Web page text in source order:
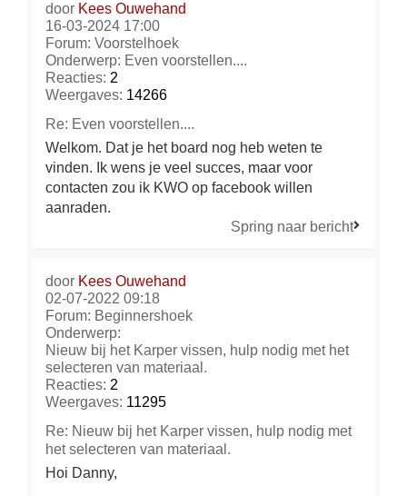
door Kees Ouwehand
16-03-2024 17:00
Forum: Voorstelhoek
Onderwerp: Even voorstellen....
Reacties: 2
Weergaves: 14266
Re: Even voorstellen....
Welkom. Dat je het board nog heb weten te
vinden. Ik wens je veel succes, maar voor
contacten zou ik KWO op facebook willen
aanraden.
Spring naar bericht
door Kees Ouwehand
02-07-2022 09:18
Forum: Beginnershoek
Onderwerp:
Nieuw bij het Karper vissen, hulp nodig met het
selecteren van materiaal.
Reacties: 2
Weergaves: 11295
Re: Nieuw bij het Karper vissen, hulp nodig met
het selecteren van materiaal.
Hoi Danny,